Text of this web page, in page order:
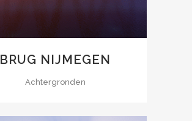
BRUG NIJMEGEN
Achtergronden